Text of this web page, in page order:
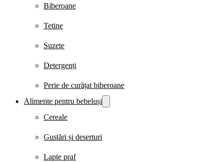
Biberoane
Tetine
Suzete
Detergenți
Perie de curățat biberoane
Alimente pentru bebeluși
Cereale
Gustări și deserturi
Lapte praf